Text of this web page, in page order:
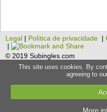
Legal | Política de privacidade |
|
© 2019 Subingles.com
This site uses cookies. By
agreeing to
More